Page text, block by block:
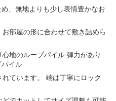
、無地よりも少し表情豊かなお
弾力があり
イル
端は丁寧にロック